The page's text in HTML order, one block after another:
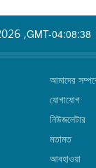
GMT-04:08:38
,
আমাদের
যোগাযোগ
নিউজলেটার
মতামত
আবহাওয়া